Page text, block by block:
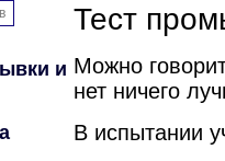
Тест
Можно
нет ничего
В испытании
и